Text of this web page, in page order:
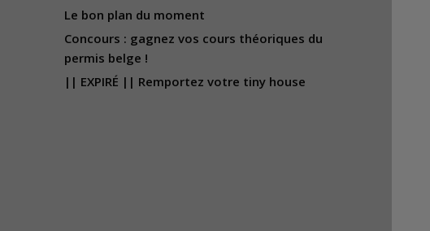
Le bon plan du moment
Concours : gagnez vos cours théoriques du
permis belge !
|| EXPIRÉ || Remportez votre tiny house